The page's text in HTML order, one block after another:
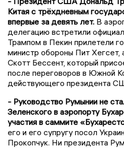
Китая с трёхдневным
впервые за девять лет. В
делегацию встретили
Трампом в Пекин прилетели
министр обороны Пит Хегсет,
Скотт Бессент, который
после переговоров в Южной
действующего президента
- Руководство Румынии не
Зеленского в аэропорту
участия в саммите
его и его супругу посол
Прокопчук. Ни президента